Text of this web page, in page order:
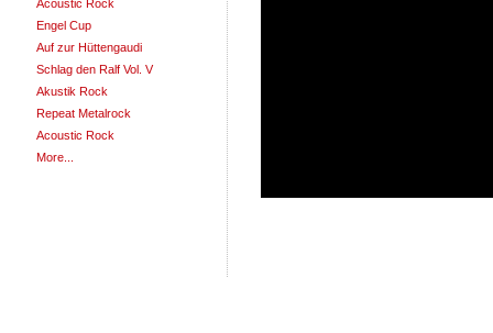
Acoustic Rock
Engel Cup
Auf zur Hüttengaudi
Schlag den Ralf Vol. V
Akustik Rock
Repeat Metalrock
Acoustic Rock
More...